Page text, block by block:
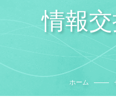
情報
ホーム